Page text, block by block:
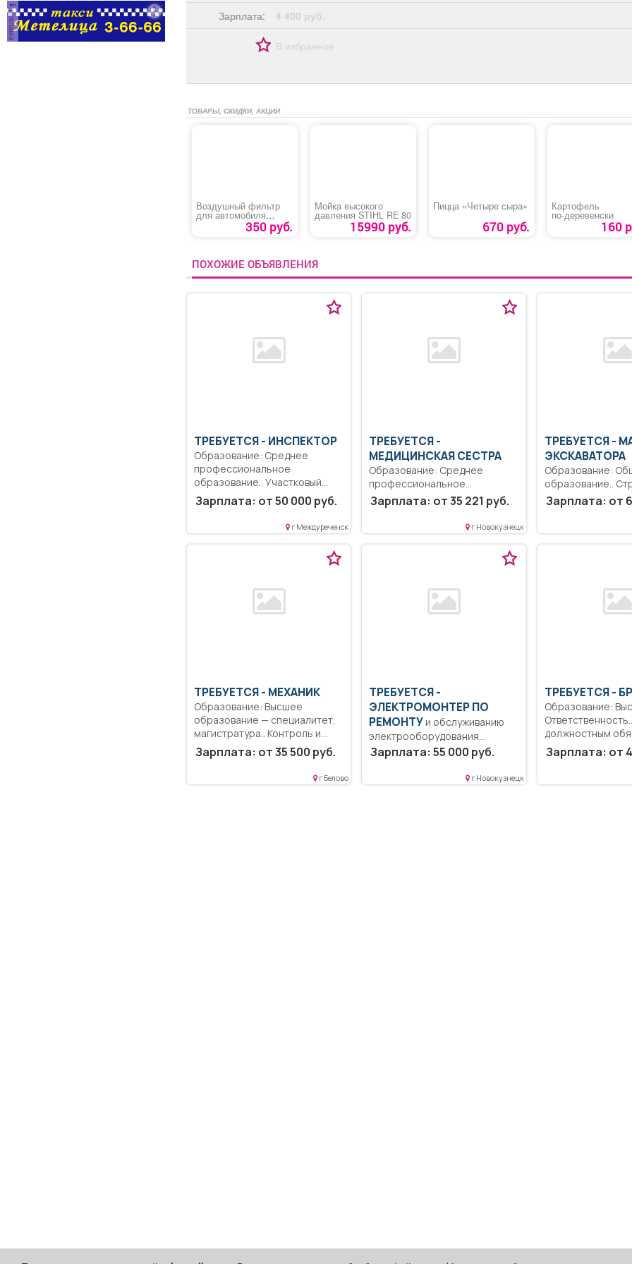
реклама
Зарплата:
4 400 руб.
В избранное
ТОВАРЫ, СКИДКИ, АКЦИИ
Воздушный фильтр
для автомобиля
Шевроле
«Cruze/Orlando»350 руб.
Мойка высокого
давления STIHL RE 80
15990 руб.
Пицца «Четыре сыра»
670 руб.
Картофель
по‑деревенски
160
ПОХОЖИЕ ОБЪЯВЛЕНИЯ
ТРЕБУЕТСЯ - ИНСПЕКТОР
Образование: Среднее
профессиональное
образование.. Участковый
уполномоченный полиции.
Выполнение должностных...
Зарплата: от 50 000 руб.
г Междуреченск
ТРЕБУЕТСЯ -
МЕДИЦИНСКАЯ СЕСТРА
Образование: Среднее
профессиональное
образование.. Контроль за
санитарным состоянием в...
Зарплата: от 35 221 руб.
г Новокузнецк
ТРЕБУЕТСЯ -
ЭКСКАВАТОРА
Образование:
образование..
соблюдать
дорожного
Зарплата: от
ТРЕБУЕТСЯ - МЕХАНИК
Образование: Высшее
образование — специалитет,
магистратура.. Контроль и
проверка...
Зарплата: от 35 500 руб.
г Белово
ТРЕБУЕТСЯ -
ЭЛЕКТРОМОНТЕР ПО
РЕМОНТУ и обслуживанию
электрооборудования
Образование: Среднее
профессиональное
образование.. Содержание в
исправном...
Зарплата: 55 000 руб.
г Новокузнецк
ТРЕБУЕТСЯ -
Образование:
должностным
Полный рабочий
Социальный
Зарплата: от